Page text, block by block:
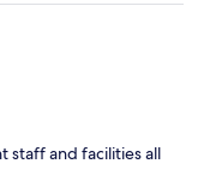
Je ne sais pas ce
thermostat de la
Autrement l’hôtel
il y a les autobus
staff and facilities all